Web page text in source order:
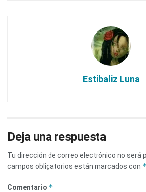
Estibaliz Luna
Deja una respuesta
Tu dirección de correo electrónico no será
campos obligatorios están marcados con *
Comentario *